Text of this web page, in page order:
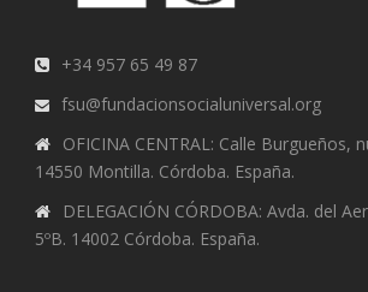
+34 957 65 49 87
fsu@fundacionsocialuniversal.org
OFICINA CENTRAL: Calle Burgueños,
14550 Montilla. Córdoba. España.
DELEGACIÓN CÓRDOBA: Avda. del
5ºB. 14002 Córdoba. España.